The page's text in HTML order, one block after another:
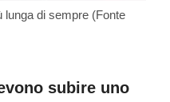
lunga di sempre (Fonte
subire uno